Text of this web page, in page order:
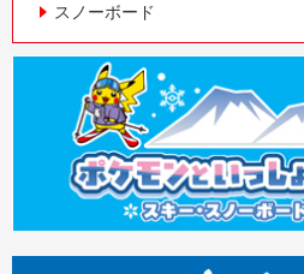
スノーボード